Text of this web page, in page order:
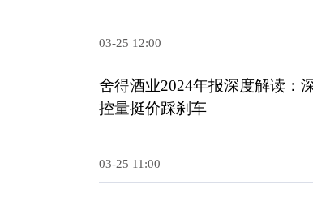
03-25 12:00
舍得酒业2024年报深度解读：
控量挺价踩刹车
03-25 11:00